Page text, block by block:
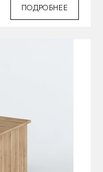
ПОДРОБНЕЕ